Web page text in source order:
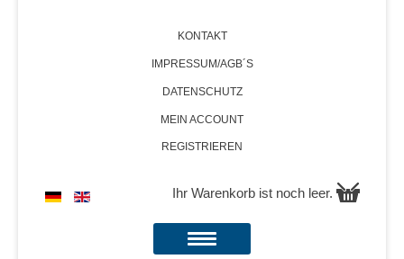
KONTAKT
IMPRESSUM/AGB´S
DATENSCHUTZ
MEIN ACCOUNT
REGISTRIEREN
Ihr Warenkorb ist noch leer.